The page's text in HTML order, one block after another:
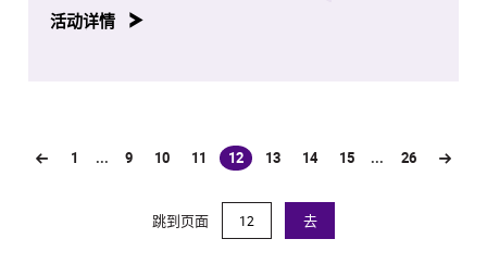
活动详情
1 ... 9 10 11 12
(current)
13 14 15 ... 26
跳到页面 去